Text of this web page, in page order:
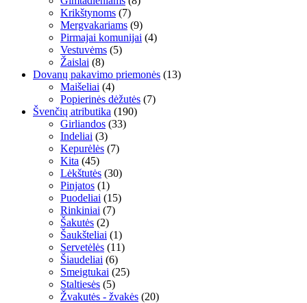
Krikštynoms (7)
Mergvakariams (9)
Pirmajai komunijai (4)
Vestuvėms (5)
Žaislai (8)
Dovanų pakavimo priemonės (13)
Maišeliai (4)
Popierinės dėžutės (7)
Švenčių atributika (190)
Girliandos (33)
Indeliai (3)
Kepurėlės (7)
Kita (45)
Lėkštutės (30)
Pinjatos (1)
Puodeliai (15)
Rinkiniai (7)
Šakutės (2)
Šaukšteliai (1)
Servetėlės (11)
Šiaudeliai (6)
Smeigtukai (25)
Staltiesės (5)
Žvakutės - žvakės (20)